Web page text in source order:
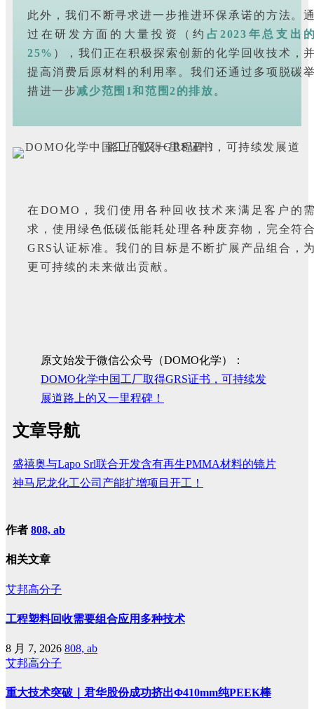
此外，我们不断寻求进一步推进环保承诺的方法。
过在研发方面的大量投资（约 占2023年总支出
25% ），我们正在积极探索创新的化学回收技术，
提高消费后原材料的利用率。我们还通过多项脱碳
措进一步减少范围1和范围2的排放 。
在DOMO，我们使用各种回收技术来满足客户的
求，使用绿色低碳低能耗处理各种废弃物，完全符
GRS认证标准。我们的目标是不断扩展产品组合，
更可持续的未来做出贡献。
原文始发于微信公众号（DOMO化学）：
DOMO化学中国工厂取得GRS证书，可持续发
展道路上的又一里程碑！
文章导航
盛禧奥与Lapo Srl联合开发含有再生PMMA材料的镜片
神马尼龙化工公司产能扩增项目开工！
作者 808, ab
相关文章
艾邦高分子
工程塑料回收需要组合应用多种技术
8 月 7, 2026 808, ab
艾邦高分子
重大技术突破｜君华股份成功挤出Φ410mm纯PEEK棒